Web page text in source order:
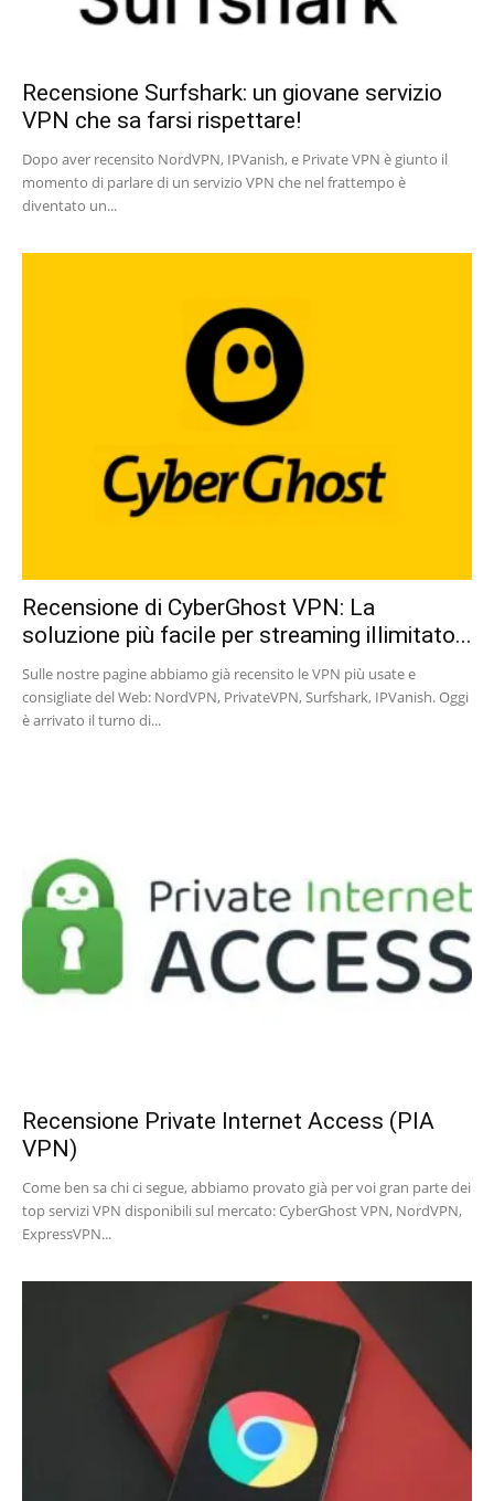
Recensione Surfshark: un giovane servizio
VPN che sa farsi rispettare!
Dopo aver recensito NordVPN, IPVanish, e Private VPN è giunto il
momento di parlare di un servizio VPN che nel frattempo è
diventato un...
Recensione di CyberGhost VPN: La
soluzione più facile per streaming illimitato...
Sulle nostre pagine abbiamo già recensito le VPN più usate e
consigliate del Web: NordVPN, PrivateVPN, Surfshark, IPVanish. Oggi
è arrivato il turno di...
Recensione Private Internet Access (PIA
VPN)
Come ben sa chi ci segue, abbiamo provato già per voi gran parte dei
top servizi VPN disponibili sul mercato: CyberGhost VPN, NordVPN,
ExpressVPN...